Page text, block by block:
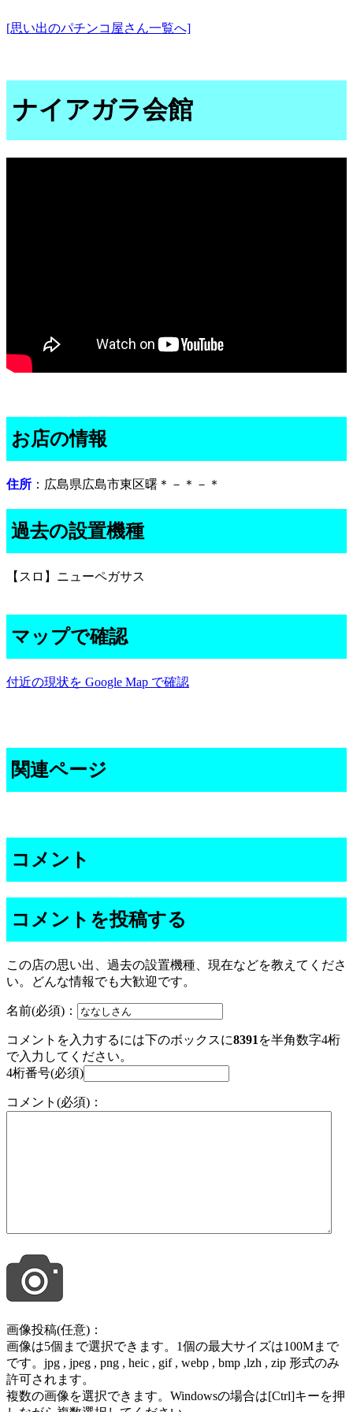
[思い出のパチンコ屋さん一覧へ]
ナイアガラ会館
お店の情報
住所 ：広島県広島市東区曙＊－＊－＊
過去の設置機種
【スロ】ニューペガサス
マップで確認
付近の現状を Google Map で確認
関連ページ
コメント
コメントを投稿する
この店の思い出、過去の設置機種、現在などを教えてくださ
い。どんな情報でも大歓迎です。
名前(必須)：
コメントを入力するには下のボックスに8391 を半角数字4桁
で入力してください。
4桁番号(必須)
コメント(必須)：
画像投稿(任意)：
画像は5個まで選択できます。1個の最大サイズは100Mまで
です。jpg , jpeg , png , heic , gif , webp , bmp ,lzh , zip 形式のみ
許可されます。
複数の画像を選択できます。Windowsの場合は[Ctrl]キーを押